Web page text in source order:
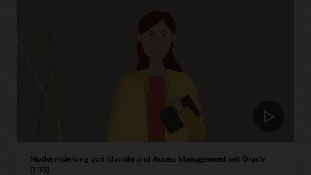
Modernisierung von Identity and Access Management mit Oracle
(1:33)